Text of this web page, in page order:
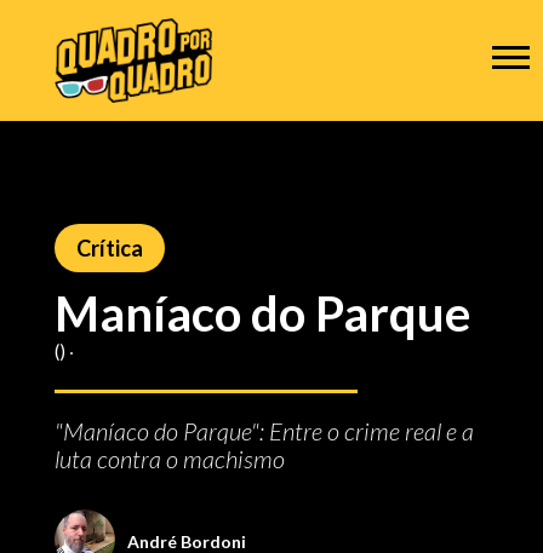
Crítica
Maníaco do Parque
() ‧
"Maníaco do Parque": Entre o crime real e a
luta contra o machismo
André Bordoni